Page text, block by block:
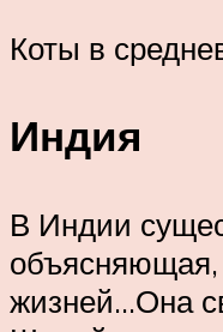
Коты в
Индия
В Индии
жизней…Она